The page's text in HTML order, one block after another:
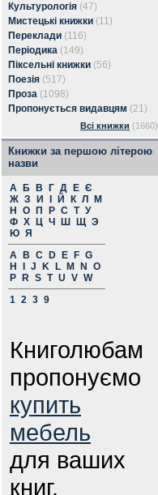
Культурологія (47)
Мистецькі книжки (11)
Переклади (116)
Періодика (149)
Піксельні книжки (56)
Поезія (517)
Проза (1098)
Пропонується видавцям (21)
Всі книжки (1660)
Книжки за першою літерою
назви
А Б В Г Д Е Є
Ж З И Й К Л
М
Н
О П Р С Т У
Ф Х Ц Ч Ш Щ Э
Ю Я
A
B C D E F G
H
J K L M N
O
P
R S T U V W
1 2 3 9
Книголюбам
пропонуємо
купить
мебель
для ваших
книг.